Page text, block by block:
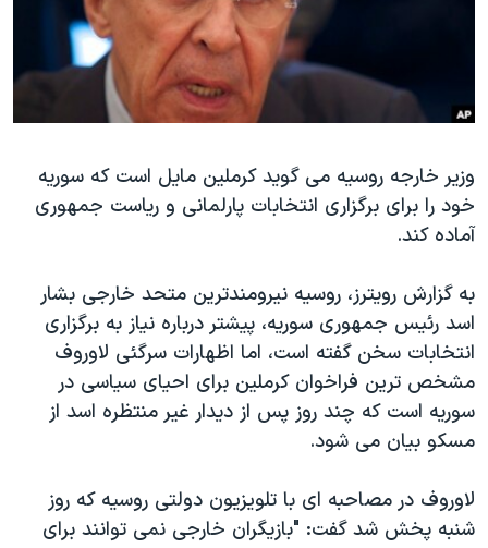
اقتصادی
اسرائیل در جنگ
گالری عکس
انتخابات ریاست جمهوری آمریکا ۲۰۲۴
حمله جمهوری اسلامی به اسرائیل
ورزش زنان در ایران
اعتراضات زن، زندگی، آزادی
تریبونال مردمی آبان ۹۸
دادگاه حمید نوری
چهل سال گروگان‌گیری
قانون شفافیت دارائی کادر رهبری ایران
اعتراضات مردمی آبان ۹۸
اسرائیل در جنگ
نرگس محمدی برنده جایزه نوبل صلح
زبانهای مختلف
وزیر خارجه روسیه می گوید کرملین مایل است که سوریه
خود را برای برگزاری انتخابات پارلمانی و ریاست جمهوری
آماده کند.
به گزارش رویترز، روسیه نیرومندترین متحد خارجی بشار
اسد رئیس جمهوری سوریه، پیشتر درباره نیاز به برگزاری
انتخابات سخن گفته است، اما اظهارات سرگئی لاوروف
مشخص ترین فراخوان کرملین برای احیای سیاسی در
سوریه است که چند روز پس از دیدار غیر منتظره اسد از
مسکو بیان می شود.
لاوروف در مصاحبه ای با تلویزیون دولتی روسیه که روز
شنبه پخش شد گفت: "بازیگران خارجی نمی توانند برای